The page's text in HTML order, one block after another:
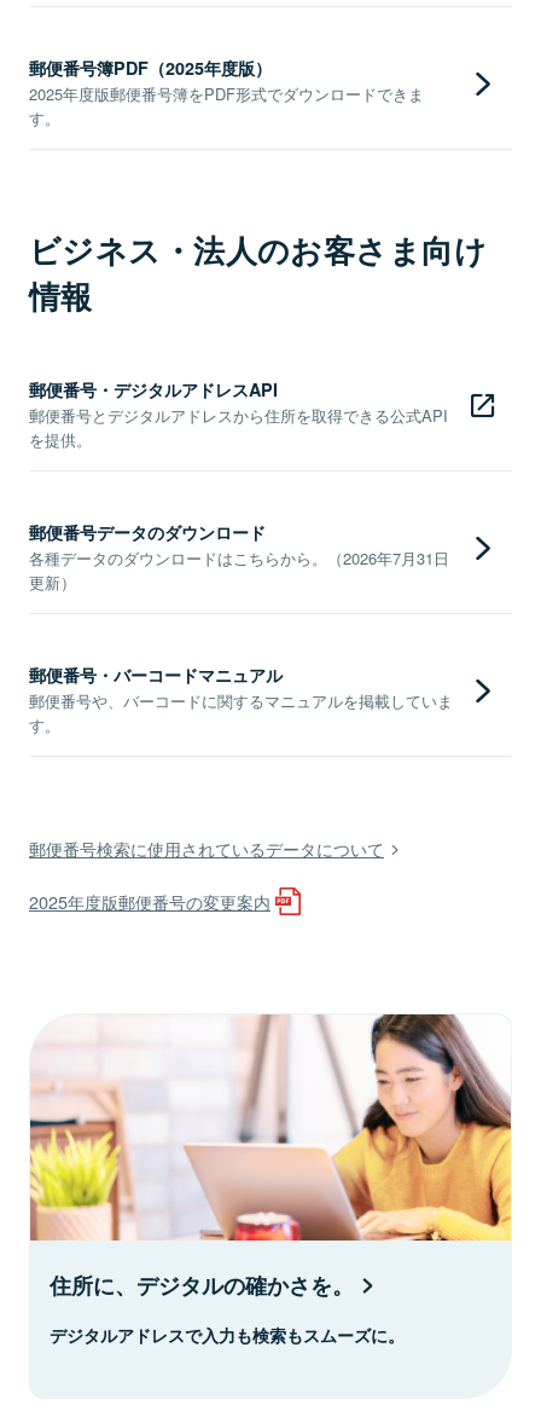
郵便番号簿PDF（2025年度版）
2025年度版郵便番号簿をPDF形式でダウンロードできま
す。
ビジネス・法人のお客さま向け
情報
郵便番号・デジタルアドレスAPI
郵便番号とデジタルアドレスから住所を取得できる公式API
を提供。
郵便番号データのダウンロード
各種データのダウンロードはこちらから。（2026年7月31日
更新）
郵便番号・バーコードマニュアル
郵便番号や、バーコードに関するマニュアルを掲載していま
す。
郵便番号検索に使用されているデータについて
2025年度版郵便番号の変更案内
住所に、デジタルの確かさを。
デジタルアドレスで入力も検索もスムーズに。